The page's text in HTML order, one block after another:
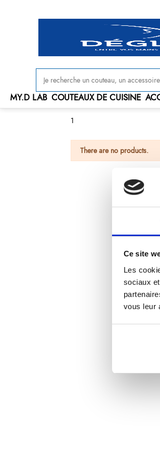
Ce site
Les
sociaux
vous leur
MY.D LAB COUTEAUX DE CUISINE
1
There are no products.